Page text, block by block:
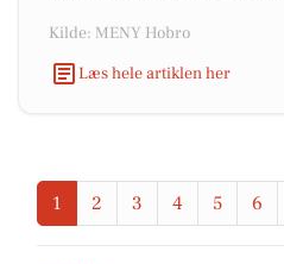
Kilde: MENY Hobro
Læs hele artiklen her
1 2 3 4 5 6